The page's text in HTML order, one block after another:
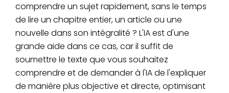
comprendre un sujet rapidement, sans le temps
de lire un chapitre entier, un article ou une
nouvelle dans son intégralité ? L'IA est d'une
grande aide dans ce cas, car il suffit de
soumettre le texte que vous souhaitez
comprendre et de demander à l'IA de l'expliquer
de manière plus objective et directe, optimisant